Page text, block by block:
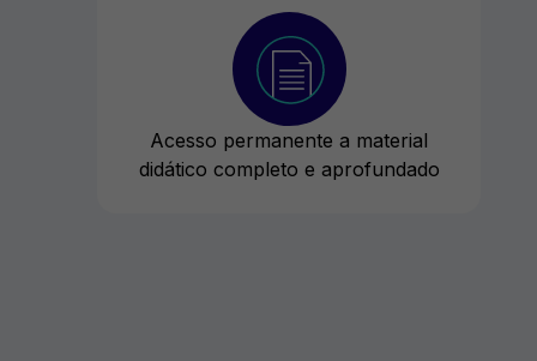
Acesso permanente a material
didático completo e aprofundado